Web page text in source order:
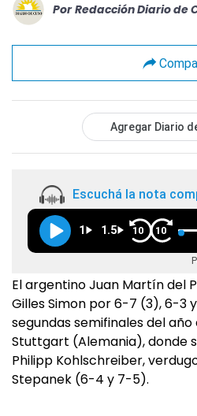
Por Redacción Diario de
Agregar Diario
Escuchá la nota
1 1.5 10 10
El argentino Juan Martín del
Gilles Simon por 6-7 (3), 6-3
segundas semifinales del
Stuttgart (Alemania), donde
Philipp Kohlschreiber,
Stepanek (6-4 y 7-5).